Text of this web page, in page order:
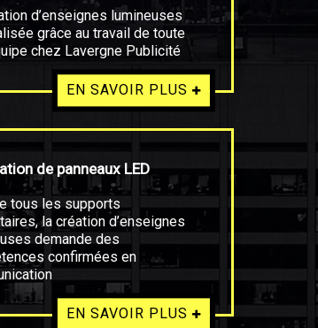
d’enseignes lumineuses
grâce au travail de toute
chez Lavergne Publicité
EN SAVOIR PLUS
de panneaux LED
tous les supports
la création d’enseignes
demande des
confirmées en
EN SAVOIR PLUS